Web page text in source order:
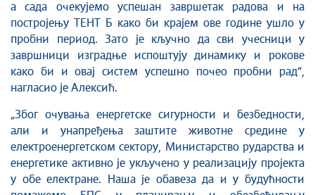
а сада очекујемо успешан завршетак радова и на
постројењу ТЕНТ Б како би крајем ове године ушло у
пробни период. Зато је кључно да сви учесници у
завршници изградње испоштују динамику и рокове
како би и овај систем успешно почео пробни рад“,
нагласио је Алексић.
„Због очувања енергетске сигурности и безбедности,
али и унапређења заштите животне средине у
електроенергетском сектору, Министарство рударства и
енергетике активно је укључено у реализацију пројекта
у обе електране. Наша је обавеза да и у будућности